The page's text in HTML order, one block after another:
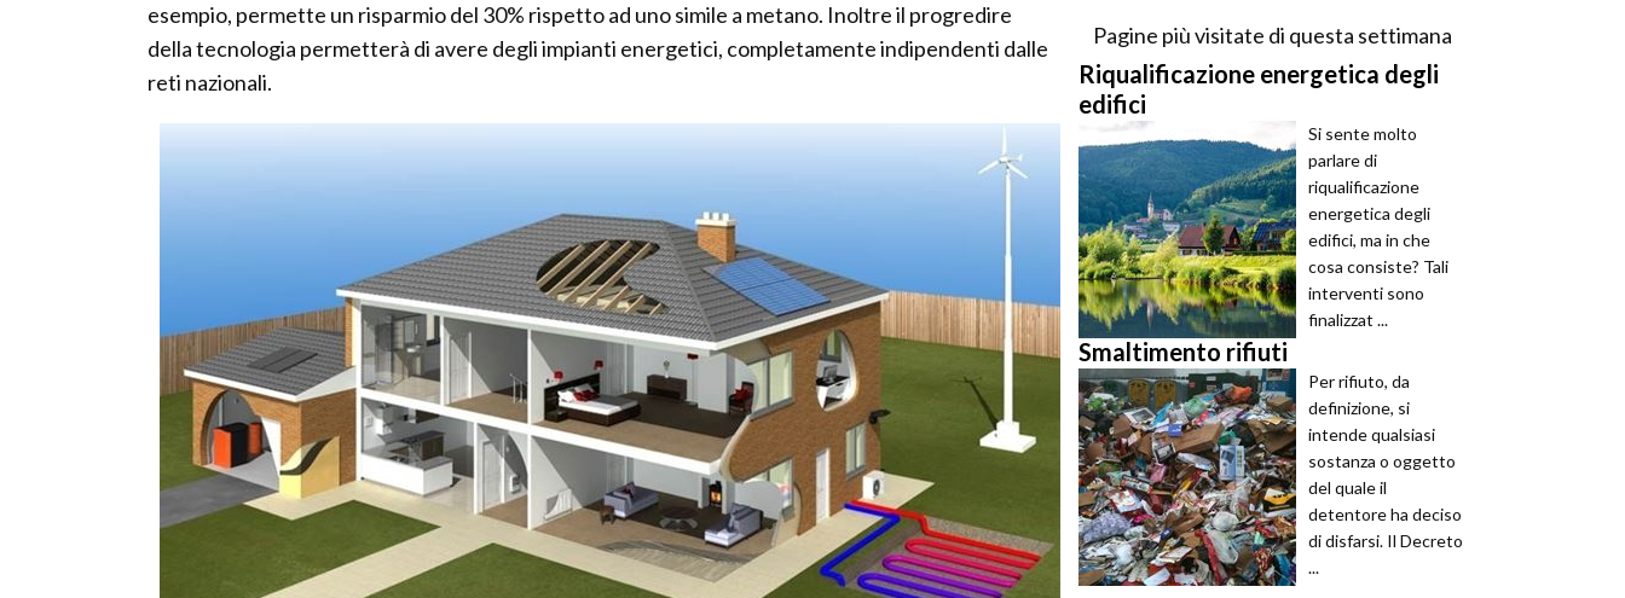
esempio, permette un risparmio del 30% rispetto ad uno simile a metano. Inoltre il progredire
della tecnologia permetterà di avere degli impianti energetici, completamente indipendenti dalle
reti nazionali.
Pagine più visitate di questa settimana
Riqualificazione energetica degli
edifici
Si sente molto
parlare di
riqualificazione
energetica degli
edifici, ma in che
cosa consiste? Tali
interventi sono
finalizzat ...
Smaltimento rifiuti
Per rifiuto, da
definizione, si
intende qualsiasi
sostanza o oggetto
del quale il
detentore ha deciso
di disfarsi. Il Decreto
...